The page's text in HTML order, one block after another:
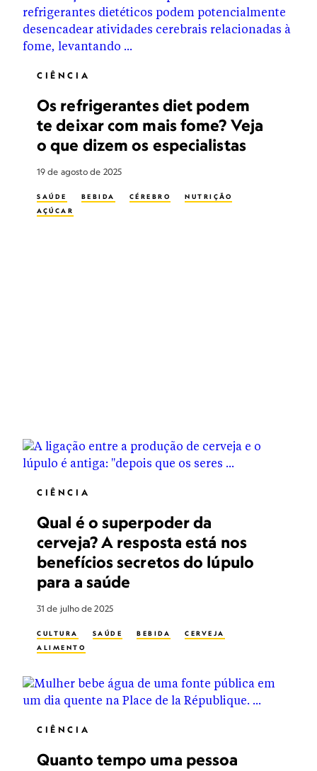
CIÊNCIA
Os refrigerantes diet podem
te deixar com mais fome? Veja
o que dizem os especialistas
19 de agosto de 2025
SAÚDE BEBIDA CÉREBRO
NUTRIÇÃO
AÇÚCAR
CIÊNCIA
Qual é o superpoder da
cerveja? A resposta está nos
benefícios secretos do lúpulo
para a saúde
31 de julho de 2025
CULTURA SAÚDE BEBIDA
CERVEJA
ALIMENTO
CIÊNCIA
Quanto tempo uma pessoa